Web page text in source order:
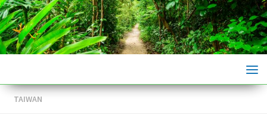
Skip to content
TAIWAN